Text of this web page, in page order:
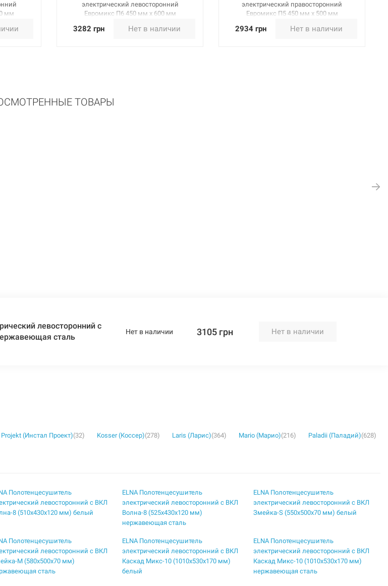
мм
электрический левосторонний
Евромикс П6 450 мм х 600 мм
3282 грн Нет в наличии
электрический правосторонний
Евромикс П5 450 мм х 500 мм
2934 грн Нет в наличии
ТОВАРЫ
левосторонний с
сталь
Нет в наличии 3105 грн Нет в наличии
(Инстал Проект)(32) Kosser (Коссер)(278) Laris (Ларис)(364) Mario (Марио)(216) Paladii (Паладий)(628)
Полотенцесушитель
левосторонний с ВКЛ
8 (510х430х120 мм) белый
ELNA Полотенцесушитель
электрический левосторонний с ВКЛ
Волна-8 (525х430х120 мм)
нержавеющая сталь
ELNA Полотенцесушитель
электрический левосторонний с ВКЛ
Змейка-S (550х500х70 мм) белый
Полотенцесушитель
левосторонний с ВКЛ
М (580х500х70 мм)
сталь
ELNA Полотенцесушитель
электрический левосторонний с ВКЛ
Каскад Микс-10 (1010х530х170 мм)
белый
ELNA Полотенцесушитель
электрический левосторонний с ВКЛ
Каскад Микс-10 (1010х530х170 мм)
нержавеющая сталь